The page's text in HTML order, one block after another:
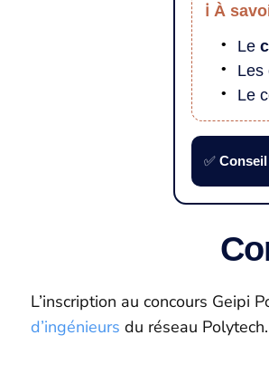
ℹ️ À
Le
Les
Le
✅ Conseil
L’inscription au concours Geipi
d’ingénieurs du réseau